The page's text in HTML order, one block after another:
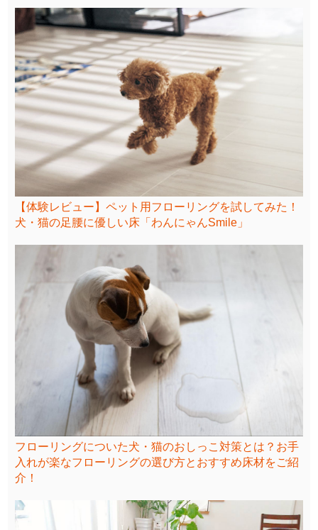
【体験レビュー】ペット用フローリングを試してみた！
犬・猫の足腰に優しい床「わんにゃんSmile」
フローリングについた犬・猫のおしっこ対策とは？お手
入れが楽なフローリングの選び方とおすすめ床材をご紹
介！